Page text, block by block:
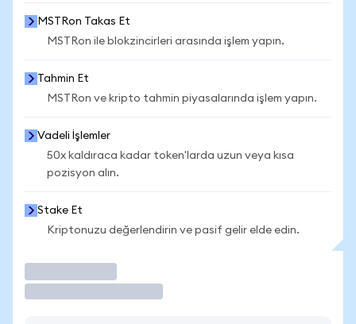
MSTRon Takas Et
MSTRon ile blokzincirleri arasında işlem yapın.
Tahmin Et
MSTRon ve kripto tahmin piyasalarında işlem yapın.
Vadeli İşlemler
50x kaldıraca kadar token'larda uzun veya kısa
pozisyon alın.
Stake Et
Kriptonuzu değerlendirin ve pasif gelir elde edin.